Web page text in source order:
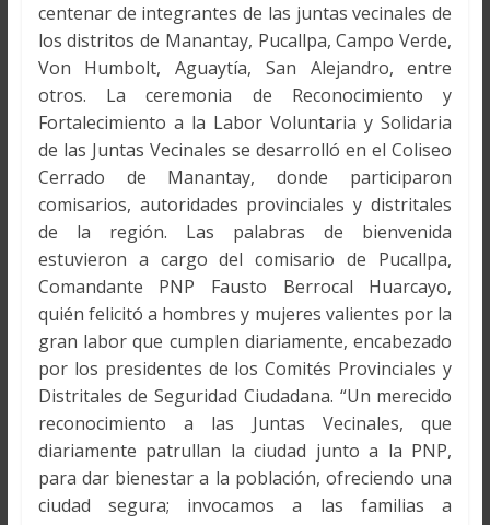
centenar de integrantes de las juntas vecinales de
los distritos de Manantay, Pucallpa, Campo Verde,
Von Humbolt, Aguaytía, San Alejandro, entre
otros. La ceremonia de Reconocimiento y
Fortalecimiento a la Labor Voluntaria y Solidaria
de las Juntas Vecinales se desarrolló en el Coliseo
Cerrado de Manantay, donde participaron
comisarios, autoridades provinciales y distritales
de la región. Las palabras de bienvenida
estuvieron a cargo del comisario de Pucallpa,
Comandante PNP Fausto Berrocal Huarcayo,
quién felicitó a hombres y mujeres valientes por la
gran labor que cumplen diariamente, encabezado
por los presidentes de los Comités Provinciales y
Distritales de Seguridad Ciudadana. “Un merecido
reconocimiento a las Juntas Vecinales, que
diariamente patrullan la ciudad junto a la PNP,
para dar bienestar a la población, ofreciendo una
ciudad segura; invocamos a las familias a